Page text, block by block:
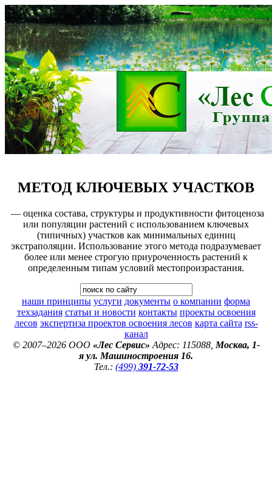
МЕТОД КЛЮЧЕВЫХ УЧАСТКОВ
— оценка состава, структуры и продуктивности фитоценоза
или популяции растений с использованием ключевых
(типичных) участков как минимальных единиц
экстраполяции. Использование этого метода подразумевает
более или менее строгую приуроченность растений к
определенным типам условий местопроизрастания.
наши принципы услуги документы о компании форма
техзадания статьи и новости контакты проекты освоения
лесов экспертиза проектов освоения лесов карта сайта rss-
канал
© 2007–2026 ООО «Лес Сервис» Адрес: 115088, Москва, 1-
я ул. Машиностроения 16.
Тел.: (499) 391-72-53